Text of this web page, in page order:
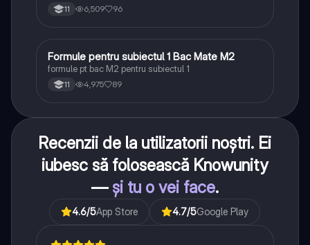
11 6,509 96
Matematică
Formule pentru subiectul 1 Bac Mate M2
formule pt bac M2 pentru subiectul 1
11 4,975 89
Recenzii de la utilizatorii noștri. Ei
iubesc să folosească Knowunity
— și tu o vei face.
4.6/5App Store 4.7/5Google Play